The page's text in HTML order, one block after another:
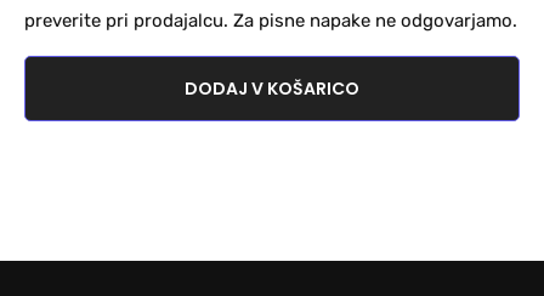
preverite pri prodajalcu. Za pisne napake ne odgovarjamo.
DODAJ V KOŠARICO